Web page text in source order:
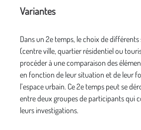
Variantes
Dans un 2e temps, le choix de
(centre ville, quartier résidentiel ou
procéder à une comparaison des
en fonction de leur situation et de leur
l’espace urbain. Ce 2e temps peut se
entre deux groupes de participants qui
leurs investigations.